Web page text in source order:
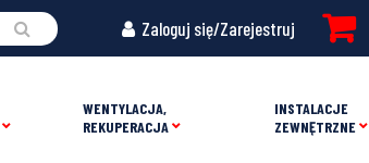
Zaloguj się/Zarejestruj
WENTYLACJA,
REKUPERACJA
INSTALACJE
ZEWNĘTRZNE